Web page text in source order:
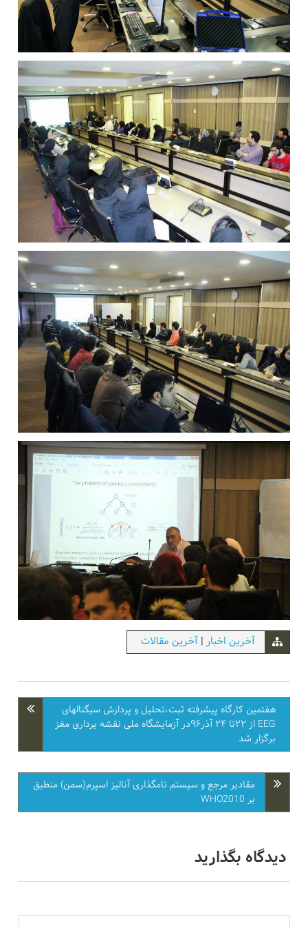
آخرین اخبار|آخرین مقالات
هفتمین کارگاه پیشرفته ثبت،تحلیل و پردازش سیگنالهای
EEG از ۲۲تا ۲۴ آذر۹۶در آزمایشگاه ملی نقشه برداری مغز
برگزار شد
مقادیر مرجع و سیستم نامگذاری آنالیز اسپرم(سمن) منطبق
دیدگاه بگذارید